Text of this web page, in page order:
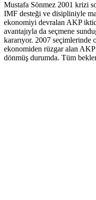
Mustafa Sönmez 2001 krizi
IMF desteği ve disipliniyle
ekonomiyi devralan AKP
avantajıyla da seçmene
kararıyor. 2007 seçimlerinde
ekonomiden rüzgar alan
dönmüş durumda. Tüm